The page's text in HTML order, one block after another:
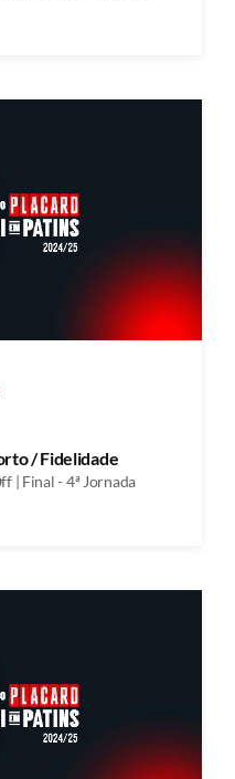
/ Fidelidade
| Final - 4ª Jornada